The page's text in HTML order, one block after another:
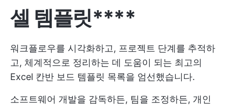
셀 템플릿****
워크플로우를 시각화하고, 프로젝트 단계를 추적하
고, 체계적으로 정리하는 데 도움이 되는 최고의
Excel 칸반 보드 템플릿 목록을 엄선했습니다.
소프트웨어 개발을 감독하든, 팀을 조정하든, 개인